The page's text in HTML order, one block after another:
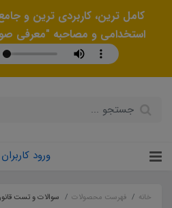
کامل ترین، کاربردی ترین و
استخدامی و مصاحبه "معرفی
ورود کاربران
خانه فهرست محصولات سوالات و تست